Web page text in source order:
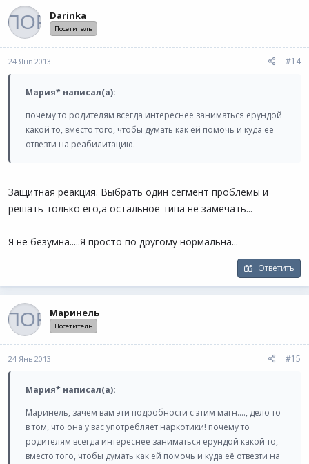
Darinka
Посетитель
24 Янв 2013 #14
Mapия* написал(а):
почему то родителям всегда интереснее заниматься ерундой
какой то, вместо того, чтобы думать как ей помочь и куда её
отвезти на реабилитацию.
Защитная реакция. Выбрать один сегмент проблемы и
решать только его,а остальное типа не замечать...
Я не безумна.....Я просто по другому нормальна...
Ответить
Маринель
Посетитель
24 Янв 2013 #15
Mapия* написал(а):
Маринель, зачем вам эти подробности с этим магн...., дело то
в том, что она у вас употребляет наркотики! почему то
родителям всегда интереснее заниматься ерундой какой то,
вместо того, чтобы думать как ей помочь и куда её отвезти на